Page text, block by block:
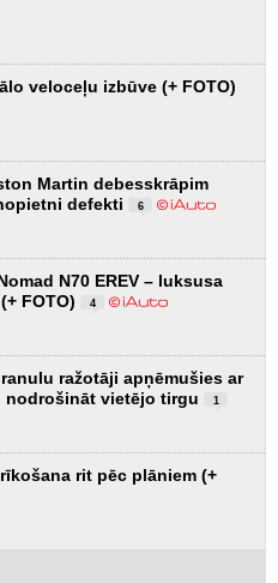
veloceļu izbūve (+ FOTO)
Martin debesskrāpim
defekti
6
N70 EREV – luksusa
FOTO)
4
ražotāji apņēmušies ar
vietējo tirgu
1
rit pēc plāniem (+